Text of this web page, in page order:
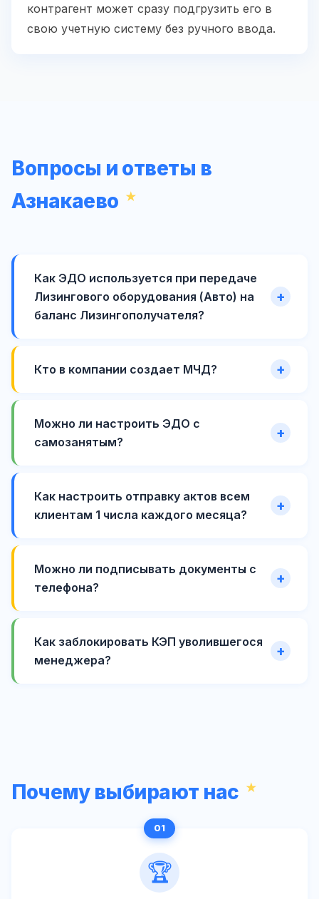
контрагент может сразу подгрузить его в
свою учетную систему без ручного ввода.
Вопросы и ответы в
Азнакаево
Как ЭДО используется при передаче
Лизингового оборудования (Авто) на
баланс Лизингополучателя?
Кто в компании создает МЧД?
Можно ли настроить ЭДО с
самозанятым?
Как настроить отправку актов всем
клиентам 1 числа каждого месяца?
Можно ли подписывать документы с
телефона?
Как заблокировать КЭП уволившегося
менеджера?
Почему выбирают нас
🏆